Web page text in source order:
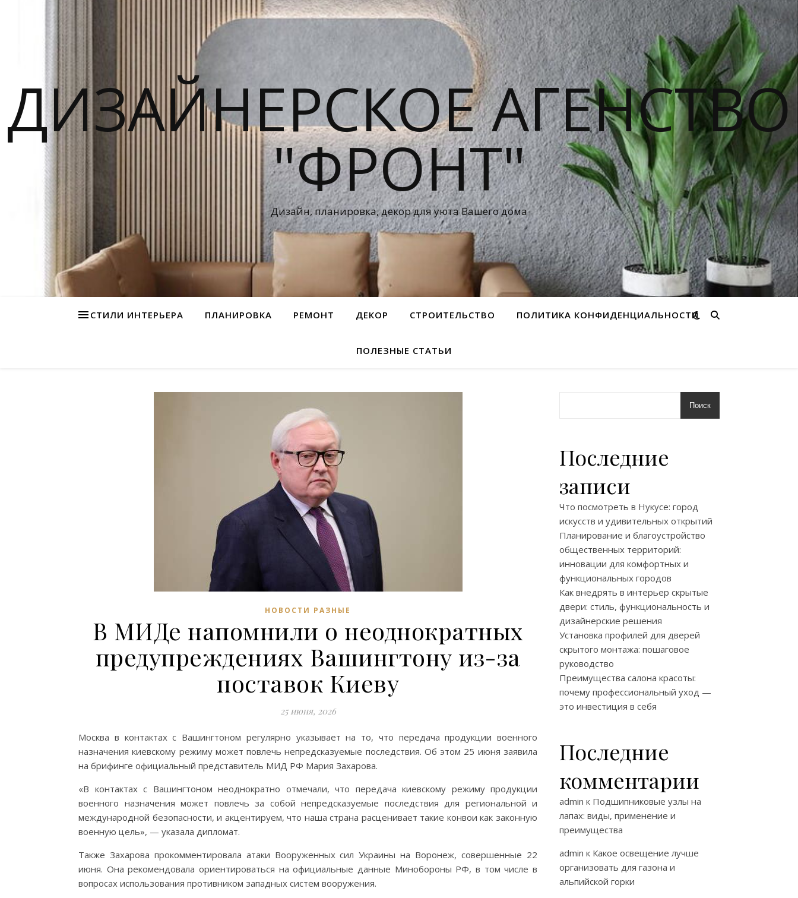
ДИЗАЙНЕРСКОЕ АГЕНСТВО
"ФРОНТ"
Дизайн, планировка, декор для уюта Вашего дома
СТИЛИ ИНТЕРЬЕРА ПЛАНИРОВКА РЕМОНТ ДЕКОР СТРОИТЕЛЬСТВО ПОЛИТИКА КОНФИДЕНЦИАЛЬНОСТИ
ПОЛЕЗНЫЕ СТАТЬИ
НОВОСТИ РАЗНЫЕ
В МИДе напомнили о неоднократных
предупреждениях Вашингтону из-за
поставок Киеву
25 июня, 2026
Москва в контактах с Вашингтоном регулярно указывает на то, что передача продукции военного
назначения киевскому режиму может повлечь непредсказуемые последствия. Об этом 25 июня заявила
на брифинге официальный представитель МИД РФ Мария Захарова.
«В контактах с Вашингтоном неоднократно отмечали, что передача киевскому режиму продукции
военного назначения может повлечь за собой непредсказуемые последствия для региональной и
международной безопасности, и акцентируем, что наша страна расценивает такие конвои как законную
военную цель», — указала дипломат.
Также Захарова прокомментировала атаки Вооруженных сил Украины на Воронеж, совершенные 22
июня. Она рекомендовала ориентироваться на официальные данные Минобороны РФ, в том числе в
вопросах использования противником западных систем вооружения.
Поиск
Последние
записи
Что посмотреть в Нукусе: город
искусств и удивительных открытий
Планирование и благоустройство
общественных территорий:
инновации для комфортных и
функциональных городов
Как внедрять в интерьер скрытые
двери: стиль, функциональность и
дизайнерские решения
Установка профилей для дверей
скрытого монтажа: пошаговое
руководство
Преимущества салона красоты:
почему профессиональный уход —
это инвестиция в себя
Последние
комментарии
admin к Подшипниковые узлы на
лапах: виды, применение и
преимущества
admin к Какое освещение лучше
организовать для газона и
альпийской горки